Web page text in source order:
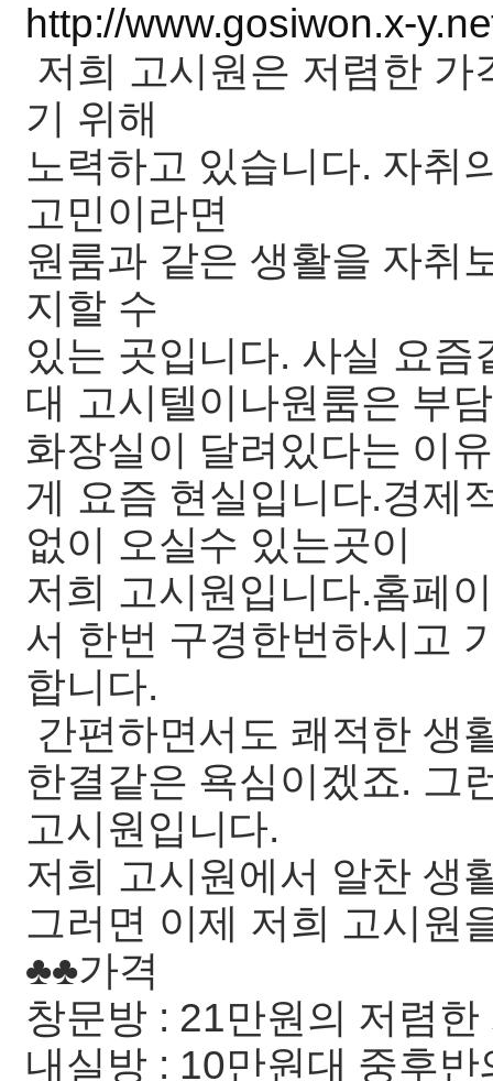
http://www.gosiwon.x-
저희 고시원은 저렴한
기 위해
노력하고 있습니다. 자취
고민이라면
원룸과 같은 생활을 자취
지할 수
있는 곳입니다. 사실 요
대 고시텔이나원룸은 부
화장실이 달려있다는 이
게 요즘 현실입니다.경제
없이 오실수 있는곳이
저희 고시원입니다.홈페
서 한번 구경한번하시고
합니다.
간편하면서도 쾌적한 생
한결같은 욕심이겠죠. 그
고시원입니다.
저희 고시원에서 알찬 생
그러면 이제 저희 고시원
♣♣가격
창문방 : 21만원의 저렴한
내실방 : 10만원대 중후